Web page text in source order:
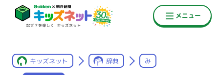
キッズネット 辞典 み